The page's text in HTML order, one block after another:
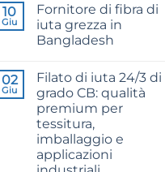
su
CB
Grade
Jute
Yarn:
Technical
2026
Guide
to
24/3
and
36/4
Configurations
10
Giu
Fornitore di fibra di
iuta grezza in
Bangladesh
su
Raw
Jute
Fibre
Supplier
Bangladesh
02
Giu
Filato di iuta 24/3 di
grado CB: qualità
premium per
tessitura,
imballaggio e
applicazioni